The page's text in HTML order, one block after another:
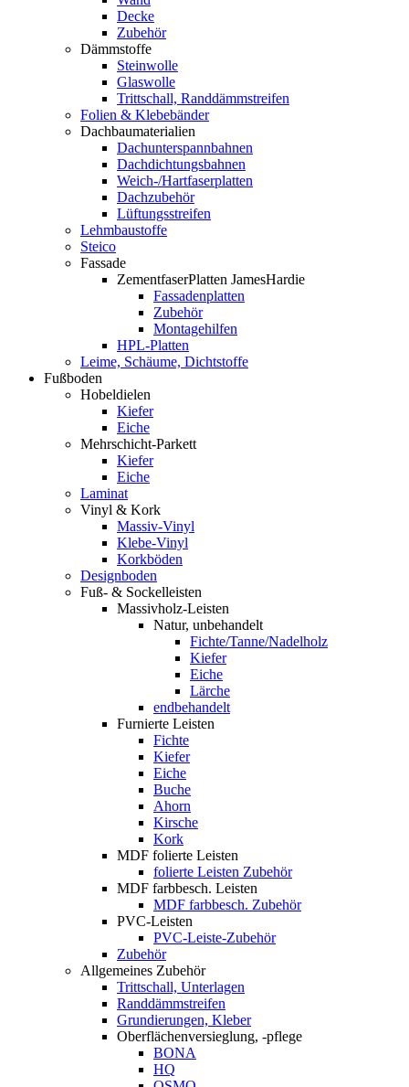
Decke
Zubehör
Dämmstoffe
Steinwolle
Glaswolle
Trittschall, Randdämmstreifen
Folien & Klebebänder
Dachbaumaterialien
Dachunterspannbahnen
Dachdichtungsbahnen
Weich-/Hartfaserplatten
Dachzubehör
Lüftungsstreifen
Lehmbaustoffe
Steico
Fassade
ZementfaserPlatten JamesHardie
Fassadenplatten
Zubehör
Montagehilfen
HPL-Platten
Leime, Schäume, Dichtstoffe
Fußboden
Hobeldielen
Kiefer
Eiche
Mehrschicht-Parkett
Kiefer
Eiche
Laminat
Vinyl & Kork
Massiv-Vinyl
Klebe-Vinyl
Korkböden
Designboden
Fuß- & Sockelleisten
Massivholz-Leisten
Natur, unbehandelt
Fichte/Tanne/Nadelholz
Kiefer
Eiche
Lärche
endbehandelt
Furnierte Leisten
Fichte
Kiefer
Eiche
Buche
Ahorn
Kirsche
Kork
MDF folierte Leisten
folierte Leisten Zubehör
MDF farbbesch. Leisten
MDF farbbesch. Zubehör
PVC-Leisten
PVC-Leiste-Zubehör
Zubehör
Allgemeines Zubehör
Trittschall, Unterlagen
Randdämmstreifen
Grundierungen, Kleber
Oberflächenversieglung, -pflege
BONA
HQ